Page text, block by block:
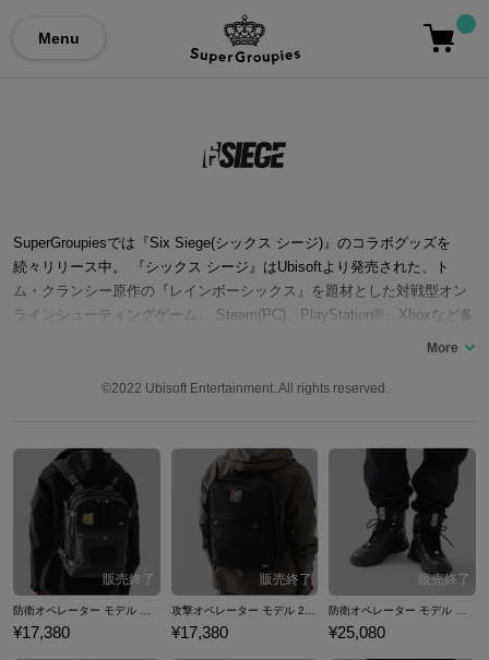
Menu
SuperGroupiesでは『Six Siege(シックス シージ)』のコラボグッズを
続々リリース中。 『シックス シージ』はUbisoftより発売された、ト
ム・クランシー原作の『レインボーシックス』を題材とした対戦型オン
ラインシューティングゲーム。 Steam(PC)、PlayStation®、Xboxなど多
種多様なプラットフォームで発売されており、「虹6」といった略称でフ
殊部隊「レインボー」の活躍を描くストーリー。 プレイヤーは攻撃側と
息を呑む激しい戦いや、アーケードやマルチプレイなど様々なプレイス
タイルが多くのファンに評価を得ています。 最新作『Tom Clancy’s Rai
nbow Six Quarantine(レインボーシックス クアランティン)』改め、『To
m Clancy’s Rainbow Six Extraction(レインボーシックス エクストラクシ
ョン)』の発売も期待されるなか、eスポーツでは公式大会も開かれるな
ど、その人気は留まるところを知らない。 ここでは『シックス シージ』
コラボの腕時計、バッグ、ブーツなどのコラボファッションアイテムを
ご紹介いたします。
©2022 Ubisoft Entertainment. All rights reserved.
¥17,380 ¥17,380 ¥25,080